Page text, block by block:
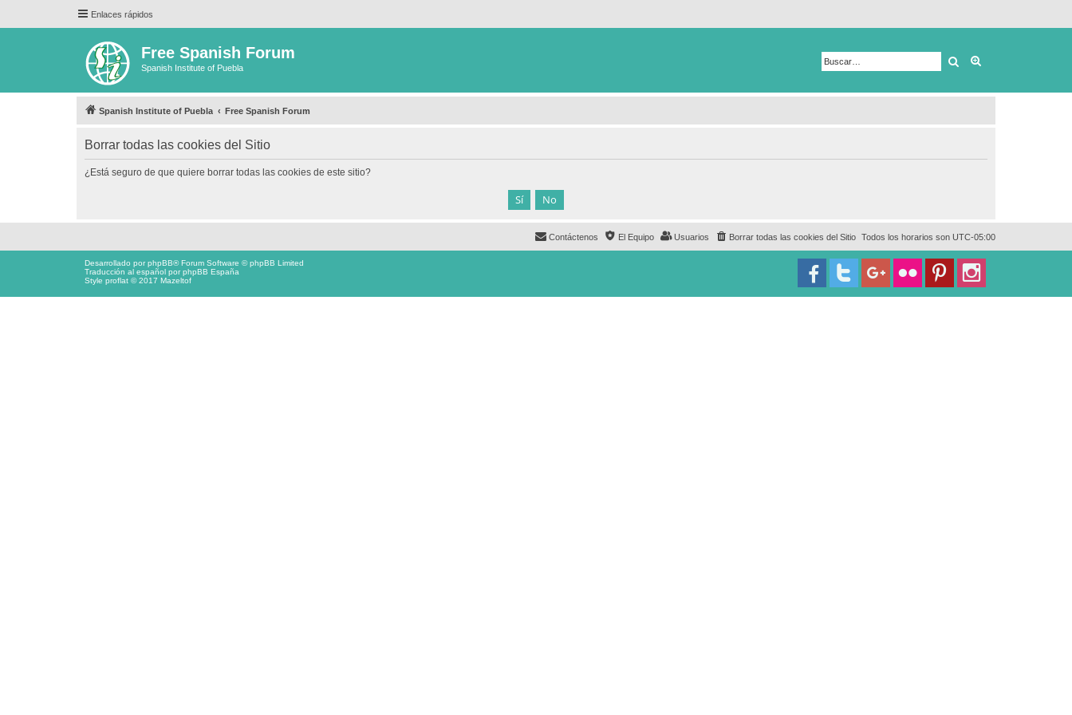
Enlaces rápidos
Free Spanish Forum
Spanish Institute of Puebla Buscar
Spanish Institute of Puebla Free Spanish Forum
Borrar todas las cookies del Sitio
¿Está seguro de que quiere borrar todas las cookies de este sitio?
Todos los horarios son UTC-05:00
Borrar todas las cookies del Sitio
Usuarios
El Equipo
Contáctenos
Desarrollado porphpBB® Forum Software © phpBB Limited
Traducción al español porphpBB España
Style proflat © 2017 Mazeltof